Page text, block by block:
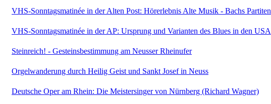
VHS-Sonntagsmatinée in der Alten Post: Hörerlebnis Alte Musik - Bachs Partiten
VHS-Sonntagsmatinée in der AP: Ursprung und Varianten des Blues in den USA
Steinreich! - Gesteinsbestimmung am Neusser Rheinufer
Orgelwanderung durch Heilig Geist und Sankt Josef in Neuss
Deutsche Oper am Rhein: Die Meistersinger von Nürnberg (Richard Wagner)